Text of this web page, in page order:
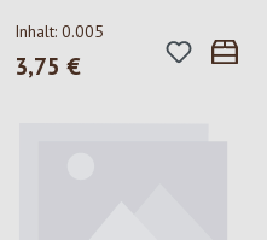
Inhalt: 0.005
Regulärer Preis:
3,75 €